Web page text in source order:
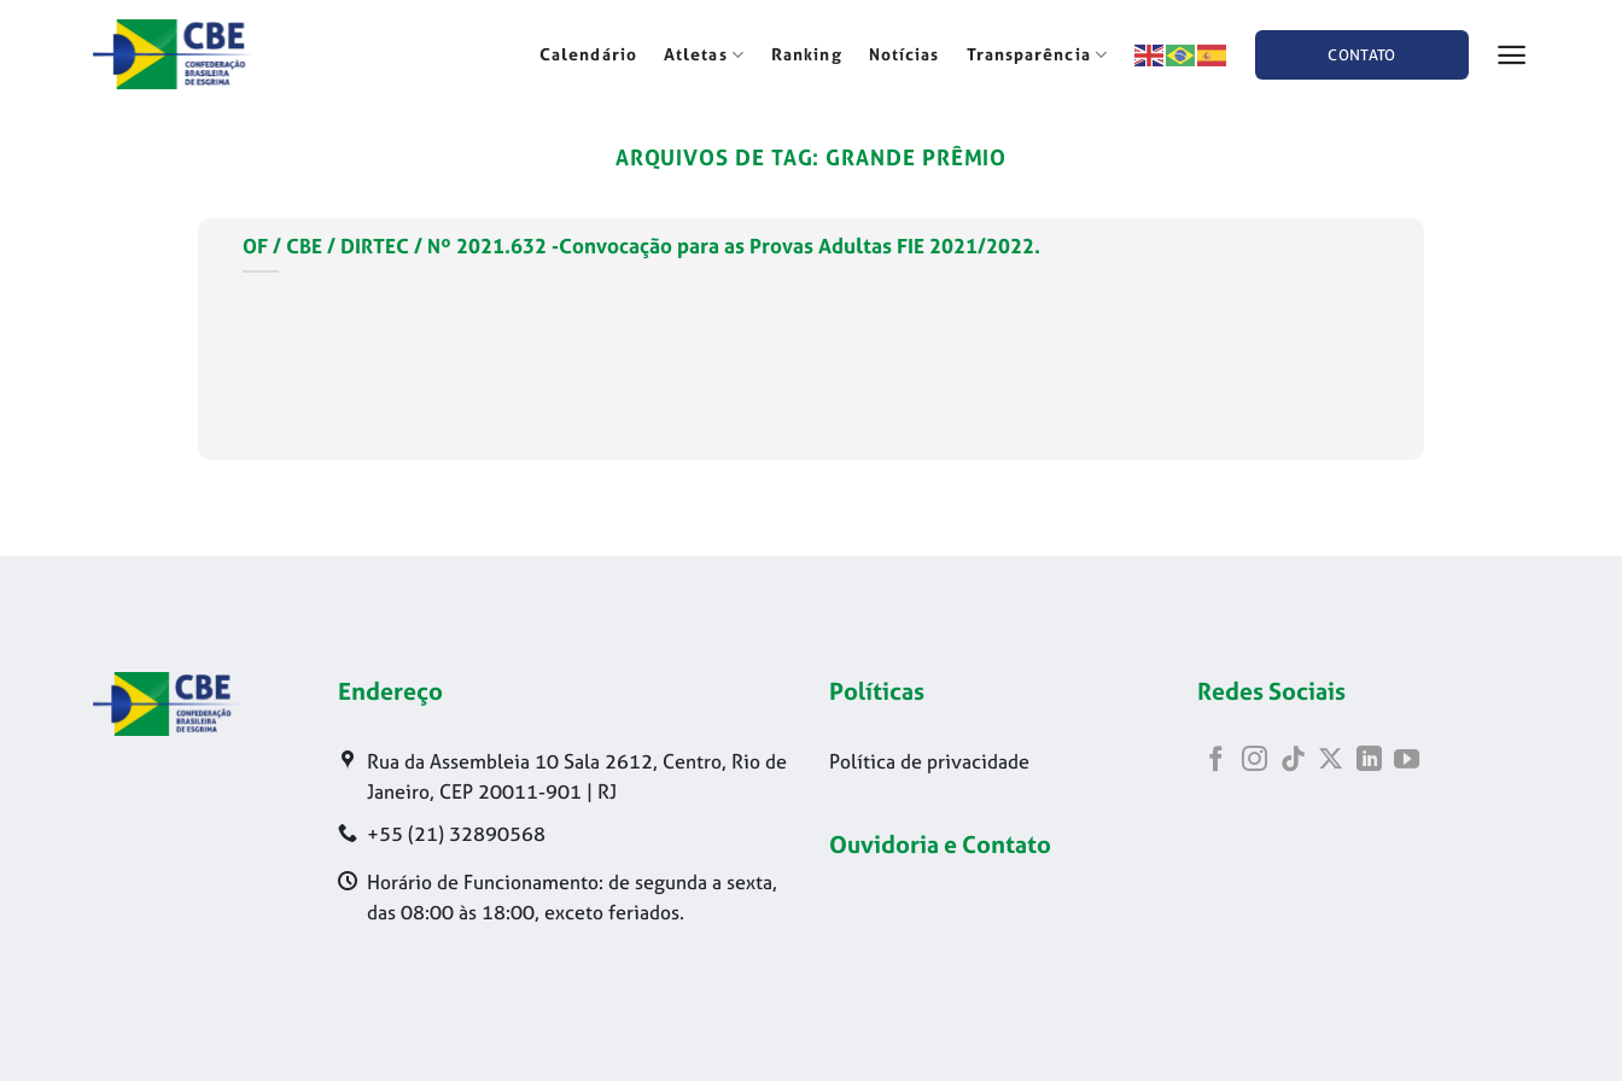
Calendário Atletas Ranking Notícias Transparência CONTATO
ARQUIVOS DE TAG: GRANDE PRÊMIO
OF / CBE / DIRTEC / Nº 2021.632 -Convocação para as Provas Adultas FIE 2021/2022.
Endereço
Rua da Assembleia 10 Sala 2612, Centro, Rio de
Janeiro, CEP 20011-901 | RJ
+55 (21) 32890568
Horário de Funcionamento: de segunda a sexta,
das 08:00 às 18:00, exceto feriados.
Políticas
Política de privacidade
Ouvidoria e Contato
Redes Sociais